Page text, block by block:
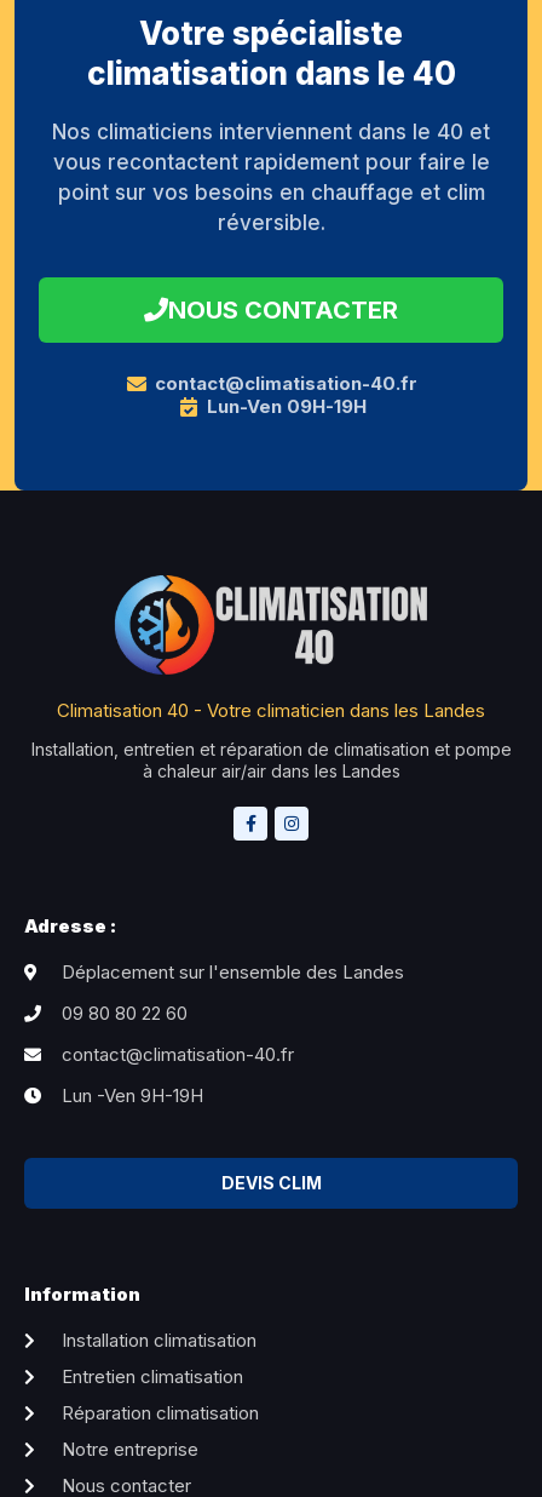
Votre spécialiste
climatisation dans le 40
Nos climaticiens interviennent dans le 40 et
vous recontactent rapidement pour faire le
point sur vos besoins en chauffage et clim
réversible.
NOUS CONTACTER
contact@climatisation-40.fr
Lun-Ven 09H-19H
Climatisation 40 - Votre climaticien dans les Landes
Installation, entretien et réparation de climatisation et pompe
à chaleur air/air dans les Landes
Adresse :
Déplacement sur l'ensemble des Landes
09 80 80 22 60
contact@climatisation-40.fr
Lun -Ven 9H-19H
DEVIS CLIM
Information
Installation climatisation
Entretien climatisation
Réparation climatisation
Notre entreprise
Nous contacter